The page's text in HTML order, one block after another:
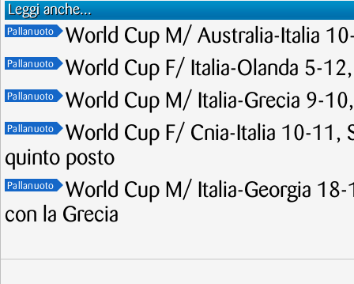
Leggi anche...
Pallanuoto World Cup M/ Australia-Italia
Pallanuoto World Cup F/ Italia-Olanda 5-
Pallanuoto World Cup M/ Italia-Grecia 9-
Pallanuoto
World Cup F/ Cnia-Italia 10-11,
quinto posto
Pallanuoto
World Cup M/ Italia-Georgia
con la Grecia